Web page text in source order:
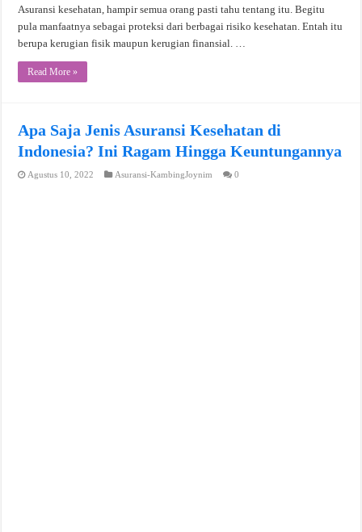
Asuransi kesehatan, hampir semua orang pasti tahu tentang itu. Begitu
pula manfaatnya sebagai proteksi dari berbagai risiko kesehatan. Entah itu
berupa kerugian fisik maupun kerugian finansial. …
Read More »
Apa Saja Jenis Asuransi Kesehatan di
Indonesia? Ini Ragam Hingga Keuntungannya
Agustus 10, 2022 Asuransi-KambingJoynim 0